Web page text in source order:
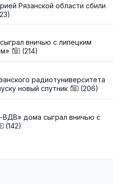
Рязанской области сбили
вничью с липецким
(214)
радиотуниверситета
новый спутник
(206)
дома сыграл вничью с
(142)